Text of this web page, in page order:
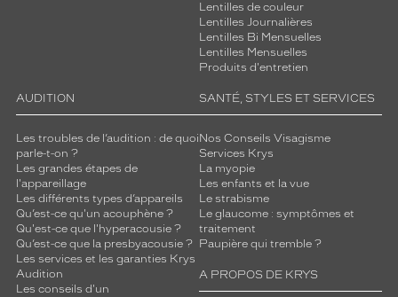
Lentilles de couleur
Lentilles Journalières
Lentilles Bi Mensuelles
Lentilles Mensuelles
Produits d'entretien
AUDITION
Les troubles de l’audition : de quoi
parle-t-on ?
Les grandes étapes de
l'appareillage
Les différents types d’appareils
Qu’est-ce qu'un acouphène ?
Qu'est-ce que l'hyperacousie ?
Qu’est-ce que la presbyacousie ?
Les services et les garanties Krys
Audition
Les conseils d'un
SANTÉ, STYLES ET SERVICES
Nos Conseils Visagisme
Services Krys
La myopie
Les enfants et la vue
Le strabisme
Le glaucome : symptômes et
traitement
Paupière qui tremble ?
A PROPOS DE KRYS